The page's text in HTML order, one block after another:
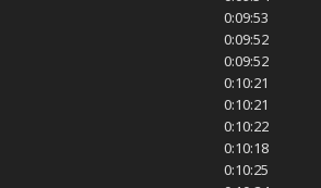
0:09:53
0:09:52
0:09:52
0:10:21
0:10:21
0:10:22
0:10:18
0:10:25